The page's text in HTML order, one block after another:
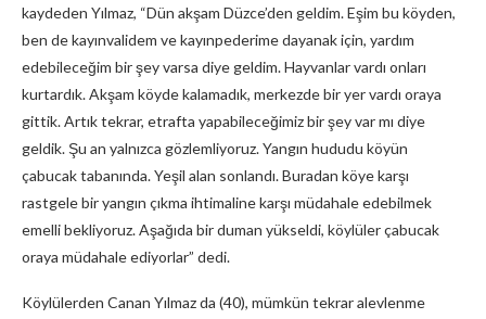
kaydeden Yılmaz, “Dün akşam Düzce’den geldim. Eşim bu köyden,
ben de kayınvalidem ve kayınpederime dayanak için, yardım
edebileceğim bir şey varsa diye geldim. Hayvanlar vardı onları
kurtardık. Akşam köyde kalamadık, merkezde bir yer vardı oraya
gittik. Artık tekrar, etrafta yapabileceğimiz bir şey var mı diye
geldik. Şu an yalnızca gözlemliyoruz. Yangın hududu köyün
çabucak tabanında. Yeşil alan sonlandı. Buradan köye karşı
rastgele bir yangın çıkma ihtimaline karşı müdahale edebilmek
emelli bekliyoruz. Aşağıda bir duman yükseldi, köylüler çabucak
oraya müdahale ediyorlar” dedi.
Köylülerden Canan Yılmaz da (40), mümkün tekrar alevlenme